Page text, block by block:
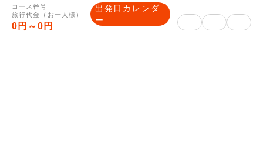
す。
※悪天候等の気象状況交通や交通渋滞などや
コース番号
旅行代金（お一人様）
0円～0円
出発日カレンダ
ー